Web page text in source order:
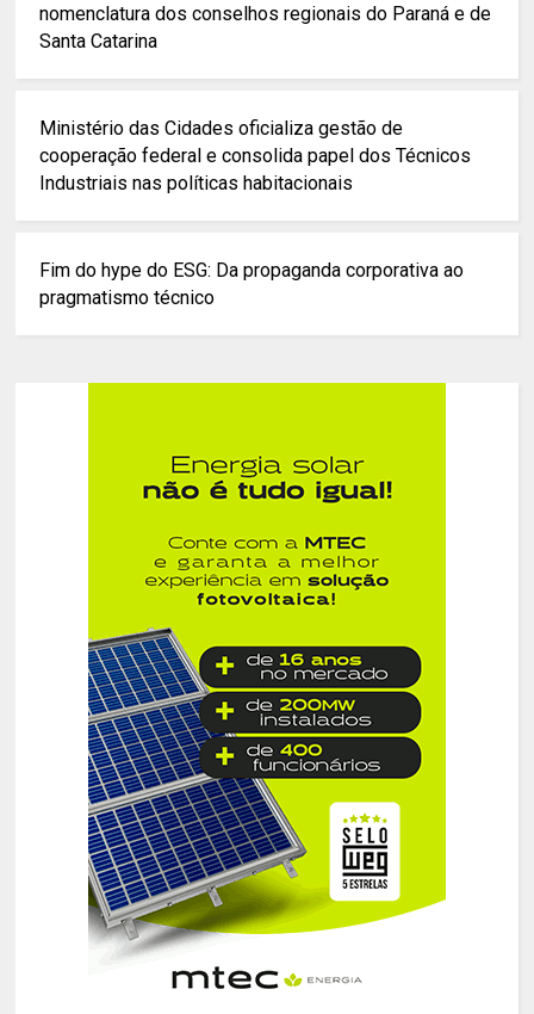
nomenclatura dos conselhos regionais do Paraná e de
Santa Catarina
Ministério das Cidades oficializa gestão de
cooperação federal e consolida papel dos Técnicos
Industriais nas políticas habitacionais
Fim do hype do ESG: Da propaganda corporativa ao
pragmatismo técnico